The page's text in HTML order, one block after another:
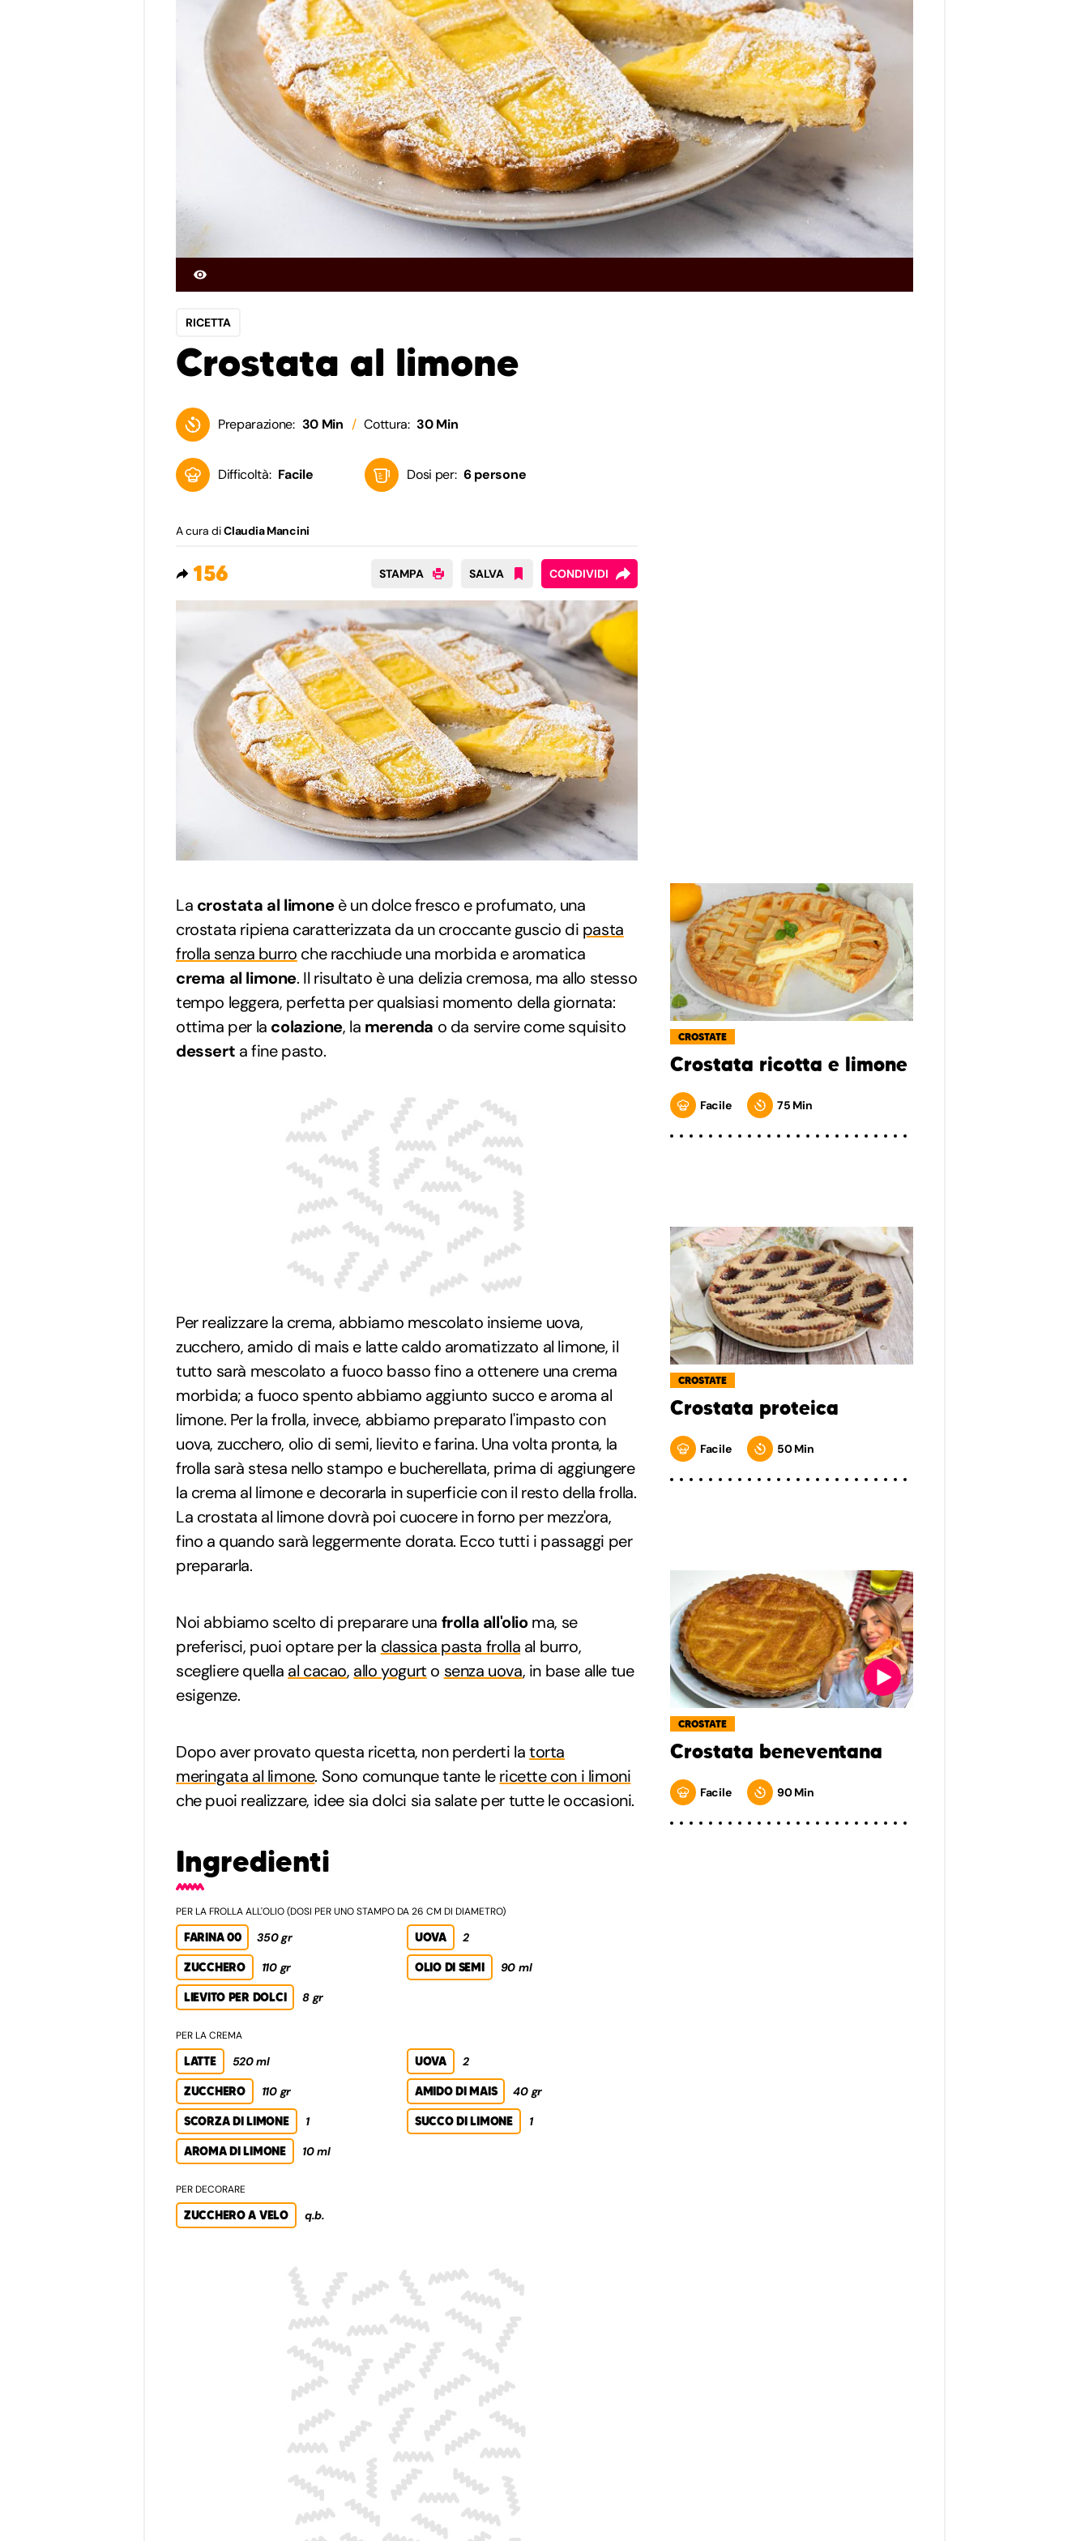
RICETTA
Crostata al limone
Preparazione: 30 Min Cottura: 30 Min
Difficoltà: Facile Dosi per: 6 persone
A cura diClaudia Mancini
156 STAMPA SALVA CONDIVIDI
La crostata al limoneè un dolce fresco e profumato, una
crostata ripiena caratterizzata da un croccante guscio di pasta
frolla senza burro che racchiude una morbida e aromatica
crema al limone. Il risultato è una delizia cremosa, ma allo stesso
tempo leggera, perfetta per qualsiasi momento della giornata:
ottima per la colazione, la merenda o da servire come squisito
dessert a fine pasto.
Per realizzare la crema, abbiamo mescolato insieme uova,
zucchero, amido di mais e latte caldo aromatizzato al limone, il
tutto sarà mescolato a fuoco basso fino a ottenere una crema
morbida; a fuoco spento abbiamo aggiunto succo e aroma al
limone. Per la frolla, invece, abbiamo preparato l'impasto con
uova, zucchero, olio di semi, lievito e farina. Una volta pronta, la
frolla sarà stesa nello stampo e bucherellata, prima di aggiungere
la crema al limone e decorarla in superficie con il resto della frolla.
La crostata al limone dovrà poi cuocere in forno per mezz'ora,
fino a quando sarà leggermente dorata. Ecco tutti i passaggi per
prepararla.
Noi abbiamo scelto di preparare una frolla all'olioma, se
preferisci, puoi optare per la classica pasta frolla al burro,
scegliere quella al cacao, allo yogurt o senza uova, in base alle tue
esigenze.
Dopo aver provato questa ricetta, non perderti latorta
meringata al limone. Sono comunque tante lericette con i limoni
che puoi realizzare, idee sia dolci sia salate per tutte le occasioni.
Ingredienti
PER LA FROLLA ALL'OLIO (DOSI PER UNO STAMPO DA 26 CM DI DIAMETRO)
FARINA 00 350 gr UOVA 2
ZUCCHERO 110 gr OLIO DI SEMI 90 ml
LIEVITO PER DOLCI 8 gr
PER LA CREMA
LATTE 520 ml UOVA 2
ZUCCHERO 110 gr AMIDO DI MAIS 40 gr
SCORZA DI LIMONE 1 SUCCO DI LIMONE 1
AROMA DI LIMONE 10 ml
PER DECORARE
ZUCCHERO A VELO q.b.
CROSTATE
Crostata ricotta e limone
Facile 75 Min
CROSTATE
Crostata proteica
Facile 50 Min
CROSTATE
Crostata beneventana
Facile 90 Min